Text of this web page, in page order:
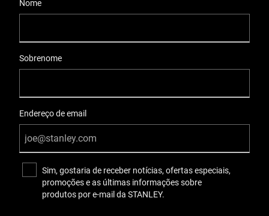
Nome
Sobrenome
Endereço de email
Sim, gostaria de receber notícias, ofertas especiais,
promoções e as últimas informações sobre
produtos por e-mail da STANLEY.